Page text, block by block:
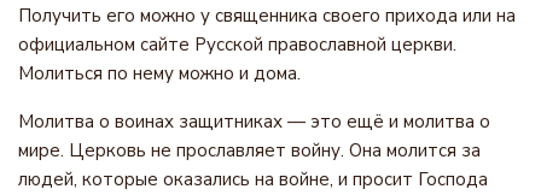
Получить его можно у священника своего прихода или на
официальном сайте Русской православной церкви.
Молиться по нему можно и дома.
Молитва о воинах защитниках — это ещё и молитва о
мире. Церковь не прославляет войну. Она молится за
людей, которые оказались на войне, и просит Господа